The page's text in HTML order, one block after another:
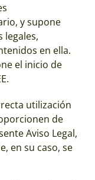
y supone
legales,
en ella.
el inicio de
utilización
de
Aviso Legal,
en su caso, se